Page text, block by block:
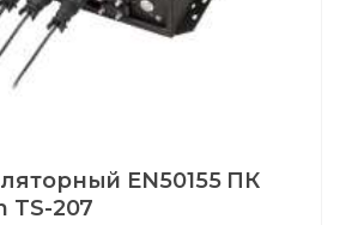
EN50155 ПК
TS-207